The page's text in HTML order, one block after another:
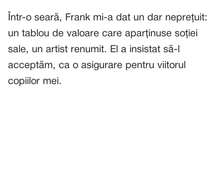
Într-o seară, Frank mi-a dat un dar neprețuit:
un tablou de valoare care aparținuse soției
sale, un artist renumit. El a insistat să-l
acceptăm, ca o asigurare pentru viitorul
copiilor mei.